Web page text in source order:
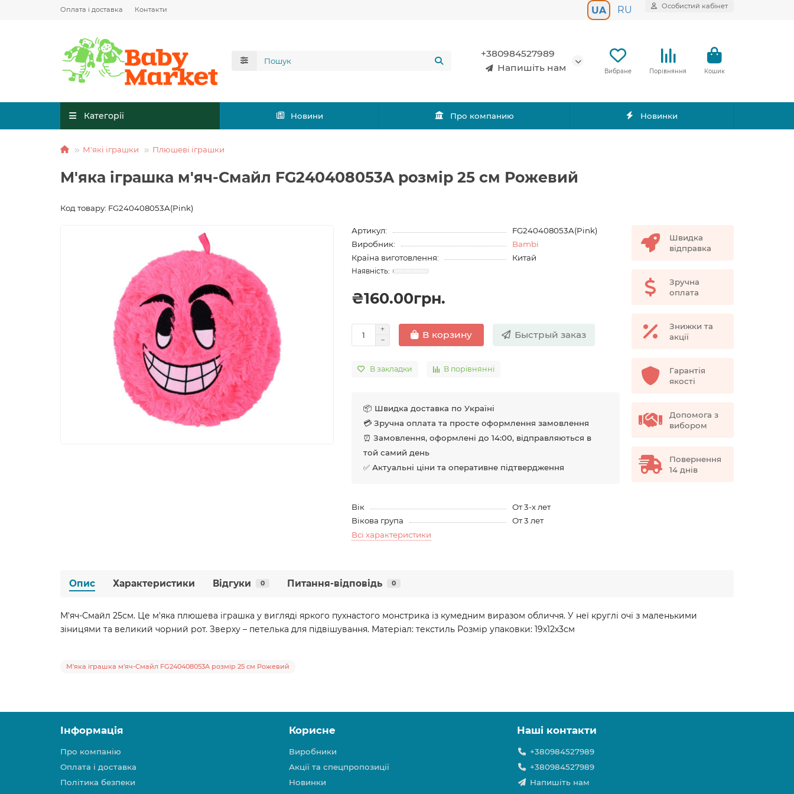
Оплата і доставка Контакти UA RU Особистий кабінет
+380984527989
Напишіть нам
Вибране Порівняння Кошик
Категорії Новини Про компанию Новинки
М'які іграшки Плюшеві іграшки
М'яка іграшка м'яч-Смайл FG240408053A розмір 25 см Рожевий
Код товару: FG240408053A(Pink)
Артикул:
FG240408053A(Pink)
Виробник:
Bambi
Країна виготовлення:
Китай
₴160.00грн.
В корзину Быстрый заказ
В закладки В порівнянні
📦 Швидка доставка по Україні
💳 Зручна оплата та просте оформлення замовлення
⏰ Замовлення, оформлені до 14:00, відправляються в
той самий день
✅ Актуальні ціни та оперативне підтвердження
Вік
От 3-х лет
Вікова група
От 3 лет
Всі характеристики
Швидка
відправка
Зручна
оплата
Знижки та
акції
Гарантія
якості
Допомога з
вибором
Повернення
14 днів
Опис Характеристики Відгуки 0 Питання-відповідь 0
М'яч-Смайл 25см. Це м'яка плюшева іграшка у вигляді яркого пухнастого монстрика із кумедним виразом обличчя. У неї круглі очі з маленькими
зіницями та великий чорний рот. Зверху – петелька для підвішування. Матеріал: текстиль Розмір упаковки: 19х12х3см
М'яка іграшка м'яч-Смайл FG240408053A розмір 25 см Рожевий
Інформація
Про компанію
Оплата і доставка
Політика безпеки
Корисне
Виробники
Акції та спецпропозиції
Новинки
Наші контакти
+380984527989
+380984527989
Напишіть нам